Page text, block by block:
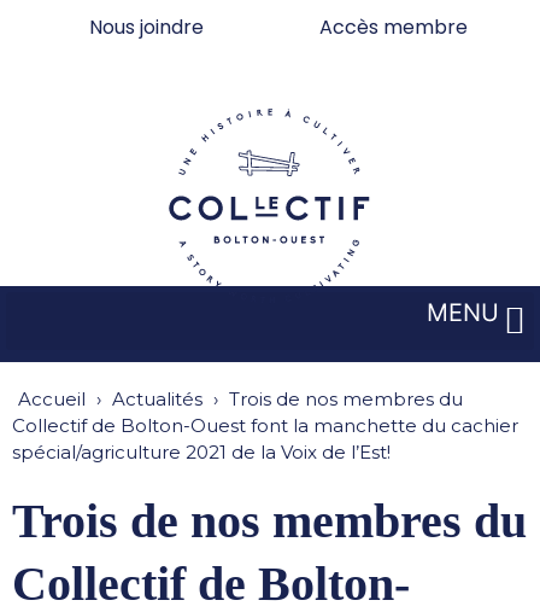
Nous joindre Accès membre
MENU
Accueil › Actualités › Trois de nos membres du
Collectif de Bolton-Ouest font la manchette du cachier
spécial/agriculture 2021 de la Voix de l’Est!
Trois de nos membres du
Collectif de Bolton-